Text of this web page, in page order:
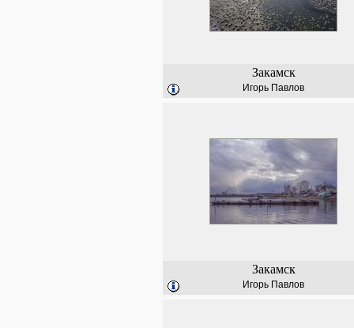
Закамск
Игорь Павлов
Закамск
Игорь Павлов